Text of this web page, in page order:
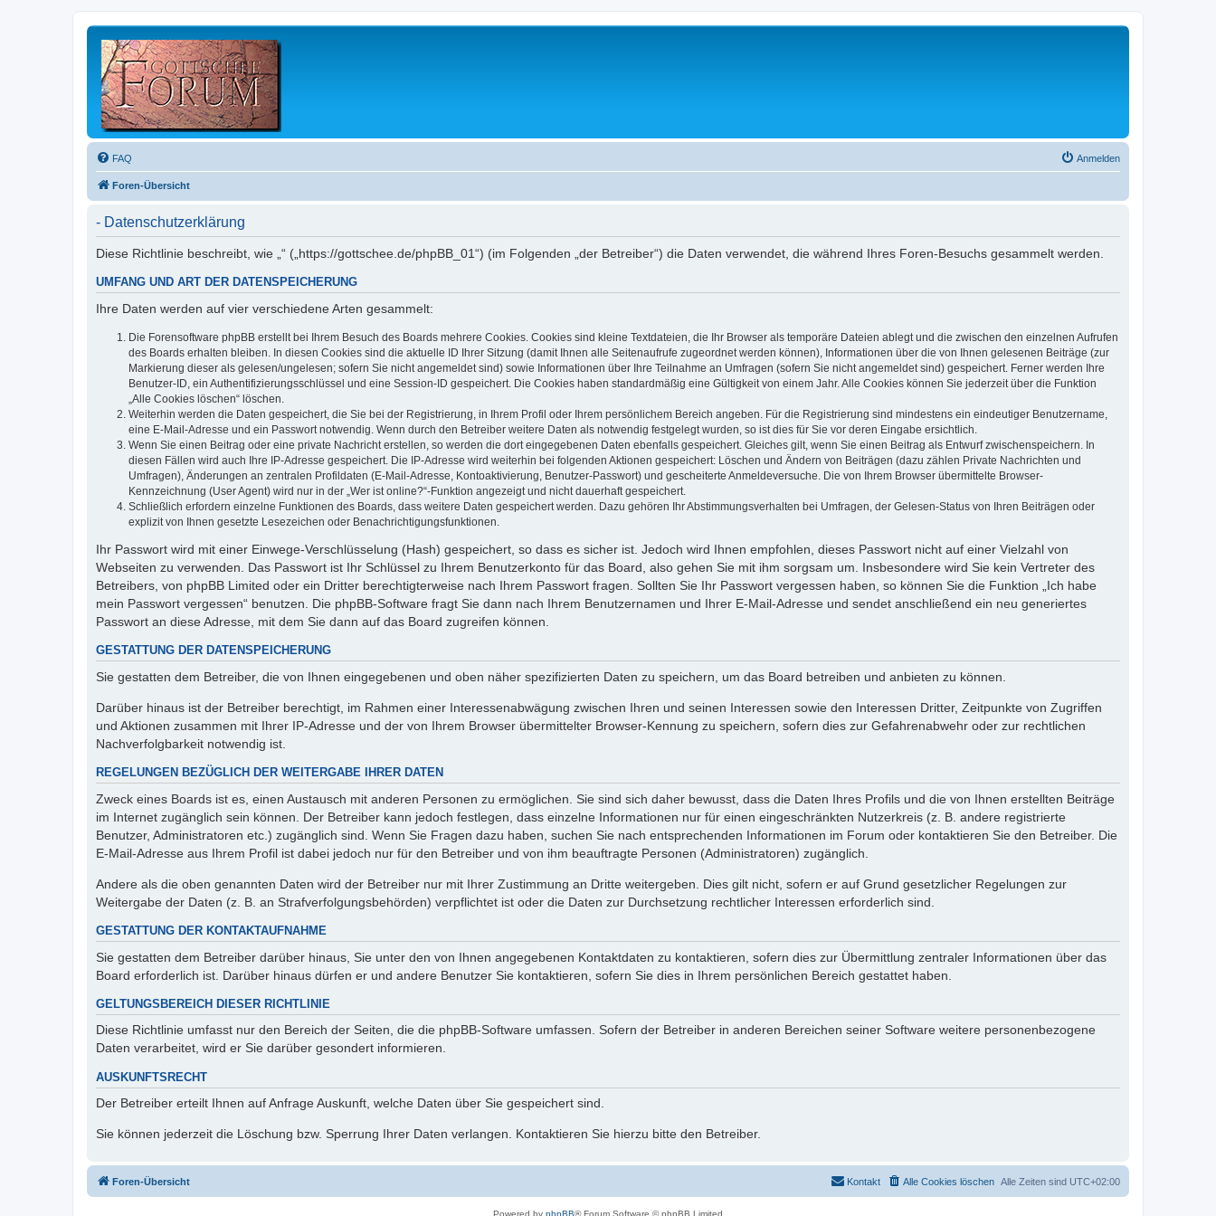
FAQ Anmelden
Foren-Übersicht
- Datenschutzerklärung
Diese Richtlinie beschreibt, wie „“ („https://gottschee.de/phpBB_01“) (im Folgenden „der Betreiber“) die Daten verwendet, die während Ihres Foren-Besuchs gesammelt werden.
UMFANG UND ART DER DATENSPEICHERUNG
Ihre Daten werden auf vier verschiedene Arten gesammelt:
Die Forensoftware phpBB erstellt bei Ihrem Besuch des Boards mehrere Cookies. Cookies sind kleine Textdateien, die Ihr Browser als temporäre Dateien ablegt und die zwischen den einzelnen Aufrufen
des Boards erhalten bleiben. In diesen Cookies sind die aktuelle ID Ihrer Sitzung (damit Ihnen alle Seitenaufrufe zugeordnet werden können), Informationen über die von Ihnen gelesenen Beiträge (zur
Markierung dieser als gelesen/ungelesen; sofern Sie nicht angemeldet sind) sowie Informationen über Ihre Teilnahme an Umfragen (sofern Sie nicht angemeldet sind) gespeichert. Ferner werden Ihre
Benutzer-ID, ein Authentifizierungsschlüssel und eine Session-ID gespeichert. Die Cookies haben standardmäßig eine Gültigkeit von einem Jahr. Alle Cookies können Sie jederzeit über die Funktion
„Alle Cookies löschen“ löschen.
Weiterhin werden die Daten gespeichert, die Sie bei der Registrierung, in Ihrem Profil oder Ihrem persönlichem Bereich angeben. Für die Registrierung sind mindestens ein eindeutiger Benutzername,
eine E-Mail-Adresse und ein Passwort notwendig. Wenn durch den Betreiber weitere Daten als notwendig festgelegt wurden, so ist dies für Sie vor deren Eingabe ersichtlich.
Wenn Sie einen Beitrag oder eine private Nachricht erstellen, so werden die dort eingegebenen Daten ebenfalls gespeichert. Gleiches gilt, wenn Sie einen Beitrag als Entwurf zwischenspeichern. In
diesen Fällen wird auch Ihre IP-Adresse gespeichert. Die IP-Adresse wird weiterhin bei folgenden Aktionen gespeichert: Löschen und Ändern von Beiträgen (dazu zählen Private Nachrichten und
Umfragen), Änderungen an zentralen Profildaten (E-Mail-Adresse, Kontoaktivierung, Benutzer-Passwort) und gescheiterte Anmeldeversuche. Die von Ihrem Browser übermittelte Browser-
Kennzeichnung (User Agent) wird nur in der „Wer ist online?“-Funktion angezeigt und nicht dauerhaft gespeichert.
Schließlich erfordern einzelne Funktionen des Boards, dass weitere Daten gespeichert werden. Dazu gehören Ihr Abstimmungsverhalten bei Umfragen, der Gelesen-Status von Ihren Beiträgen oder
explizit von Ihnen gesetzte Lesezeichen oder Benachrichtigungsfunktionen.
Ihr Passwort wird mit einer Einwege-Verschlüsselung (Hash) gespeichert, so dass es sicher ist. Jedoch wird Ihnen empfohlen, dieses Passwort nicht auf einer Vielzahl von
Webseiten zu verwenden. Das Passwort ist Ihr Schlüssel zu Ihrem Benutzerkonto für das Board, also gehen Sie mit ihm sorgsam um. Insbesondere wird Sie kein Vertreter des
Betreibers, von phpBB Limited oder ein Dritter berechtigterweise nach Ihrem Passwort fragen. Sollten Sie Ihr Passwort vergessen haben, so können Sie die Funktion „Ich habe
mein Passwort vergessen“ benutzen. Die phpBB-Software fragt Sie dann nach Ihrem Benutzernamen und Ihrer E-Mail-Adresse und sendet anschließend ein neu generiertes
Passwort an diese Adresse, mit dem Sie dann auf das Board zugreifen können.
GESTATTUNG DER DATENSPEICHERUNG
Sie gestatten dem Betreiber, die von Ihnen eingegebenen und oben näher spezifizierten Daten zu speichern, um das Board betreiben und anbieten zu können.
Darüber hinaus ist der Betreiber berechtigt, im Rahmen einer Interessenabwägung zwischen Ihren und seinen Interessen sowie den Interessen Dritter, Zeitpunkte von Zugriffen
und Aktionen zusammen mit Ihrer IP-Adresse und der von Ihrem Browser übermittelter Browser-Kennung zu speichern, sofern dies zur Gefahrenabwehr oder zur rechtlichen
Nachverfolgbarkeit notwendig ist.
REGELUNGEN BEZÜGLICH DER WEITERGABE IHRER DATEN
Zweck eines Boards ist es, einen Austausch mit anderen Personen zu ermöglichen. Sie sind sich daher bewusst, dass die Daten Ihres Profils und die von Ihnen erstellten Beiträge
im Internet zugänglich sein können. Der Betreiber kann jedoch festlegen, dass einzelne Informationen nur für einen eingeschränkten Nutzerkreis (z. B. andere registrierte
Benutzer, Administratoren etc.) zugänglich sind. Wenn Sie Fragen dazu haben, suchen Sie nach entsprechenden Informationen im Forum oder kontaktieren Sie den Betreiber. Die
E-Mail-Adresse aus Ihrem Profil ist dabei jedoch nur für den Betreiber und von ihm beauftragte Personen (Administratoren) zugänglich.
Andere als die oben genannten Daten wird der Betreiber nur mit Ihrer Zustimmung an Dritte weitergeben. Dies gilt nicht, sofern er auf Grund gesetzlicher Regelungen zur
Weitergabe der Daten (z. B. an Strafverfolgungsbehörden) verpflichtet ist oder die Daten zur Durchsetzung rechtlicher Interessen erforderlich sind.
GESTATTUNG DER KONTAKTAUFNAHME
Sie gestatten dem Betreiber darüber hinaus, Sie unter den von Ihnen angegebenen Kontaktdaten zu kontaktieren, sofern dies zur Übermittlung zentraler Informationen über das
Board erforderlich ist. Darüber hinaus dürfen er und andere Benutzer Sie kontaktieren, sofern Sie dies in Ihrem persönlichen Bereich gestattet haben.
GELTUNGSBEREICH DIESER RICHTLINIE
Diese Richtlinie umfasst nur den Bereich der Seiten, die die phpBB-Software umfassen. Sofern der Betreiber in anderen Bereichen seiner Software weitere personenbezogene
Daten verarbeitet, wird er Sie darüber gesondert informieren.
AUSKUNFTSRECHT
Der Betreiber erteilt Ihnen auf Anfrage Auskunft, welche Daten über Sie gespeichert sind.
Sie können jederzeit die Löschung bzw. Sperrung Ihrer Daten verlangen. Kontaktieren Sie hierzu bitte den Betreiber.
Foren-Übersicht Alle Zeiten sind UTC+02:00
Alle Cookies löschen
Kontakt
Powered by phpBB® Forum Software © phpBB Limited